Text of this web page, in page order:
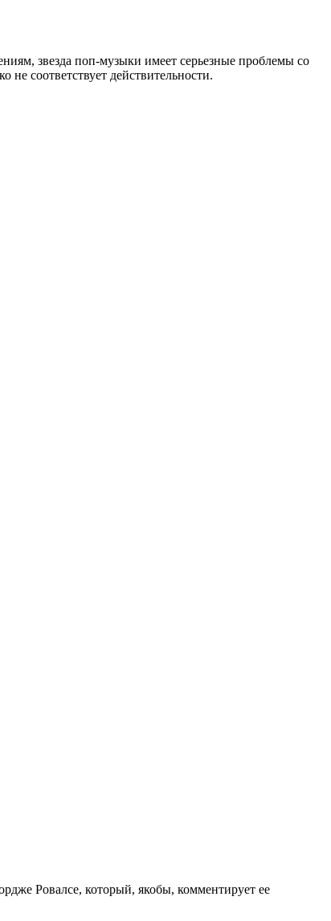
звезда поп-музыки имеет серьезные проблемы со
не соответствует действительности.
Ровалсе, который, якобы, комментирует ее